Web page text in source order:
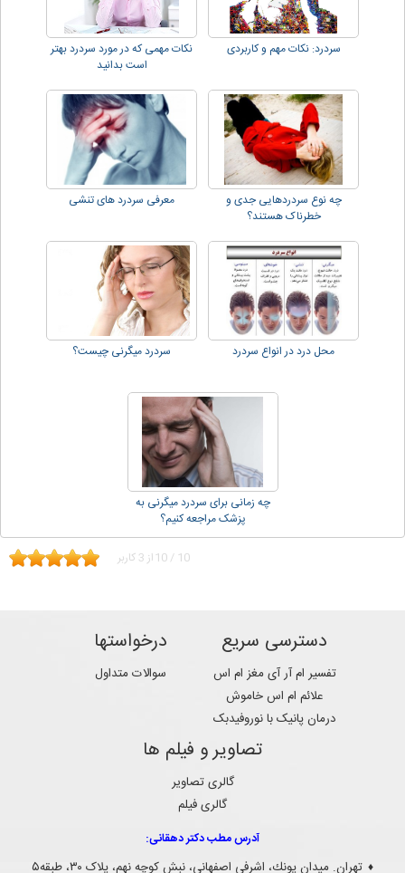
سردرد: نکات مهم و کاربردی
نکات مهمی که در مورد سردرد بهتر
است بدانید
چه نوع سردردهایی جدی و
خطرناک هستند؟
معرفی سردرد های تنشی
محل درد در انواع سردرد سردرد میگرنی چیست؟
چه زمانی برای سردرد میگرنی به
پزشک مراجعه کنیم؟
10 / 10 از 3 کاربر
دسترسی سریع
تفسیر ام آر آی مغز ام اس
علائم ام اس خاموش
درمان پانیک با نوروفیدبک
درخواستها
سوالات متداول
تصاویر و فیلم ها
گالری تصاویر
گالری فیلم
آدرس مطب دکتر دهقانی:
♦ تهران. ميدان پونك، اشرفی اصفهانی، نبش کوچه نهم، پلاک ۳۰، طبقه۵